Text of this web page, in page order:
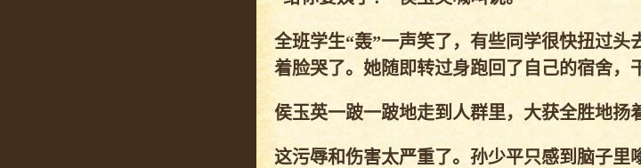
全班学生“轰”一声笑了，有些同学很快扭过
着脸哭了。她随即转过身跑回了自己的宿舍，
侯玉英一跛一跛地走到人群里，大获全胜地扬
这污辱和伤害太严重了。孙少平只感到脑子里